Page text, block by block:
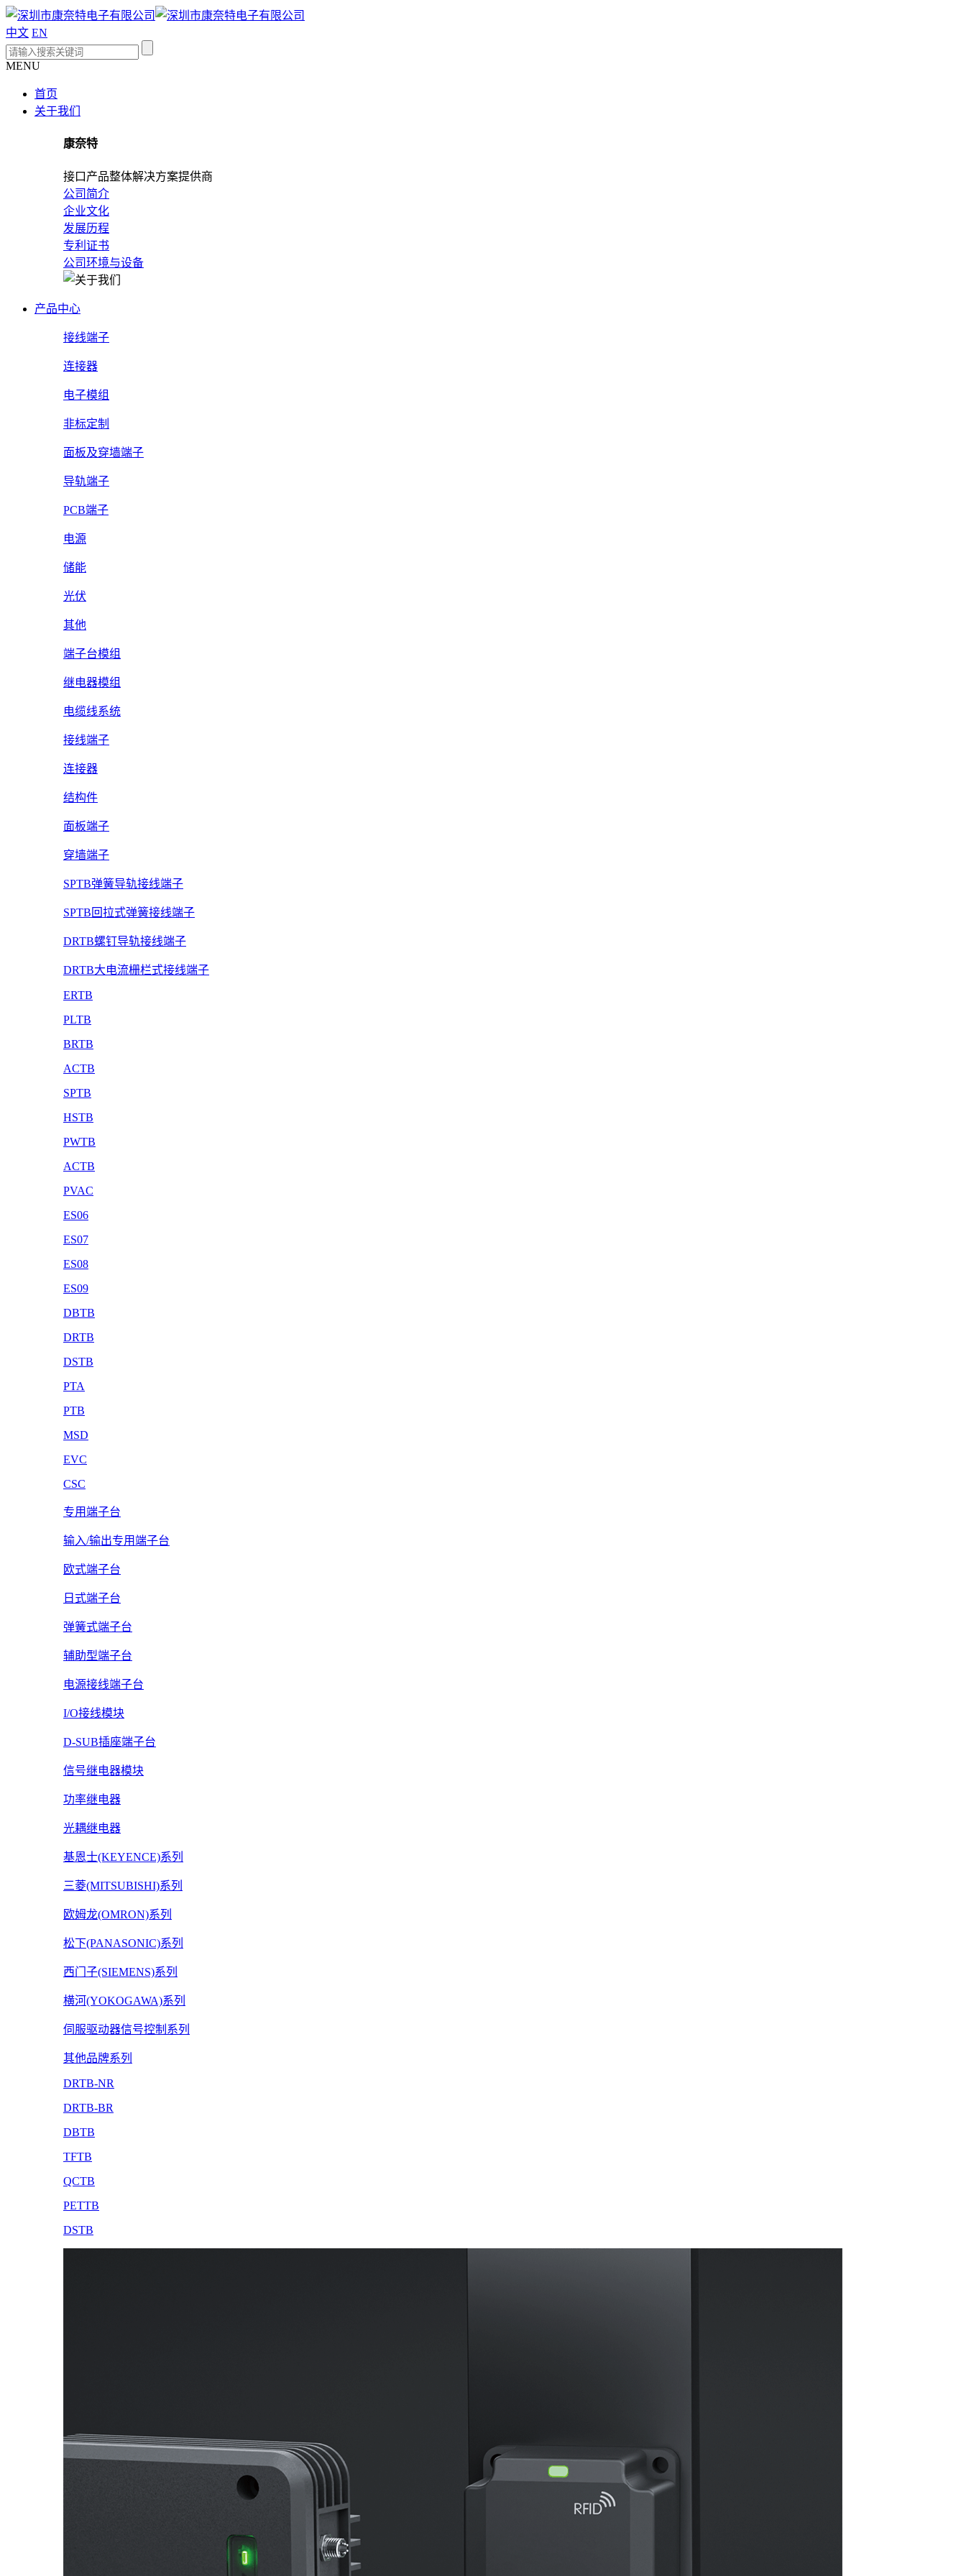
中文 EN
MENU
首页
关于我们
康奈特
接口产品整体解决方案提供商
公司简介
企业文化
发展历程
专利证书
公司环境与设备
产品中心
接线端子
连接器
电子模组
非标定制
面板及穿墙端子
导轨端子
PCB端子
电源
储能
光伏
其他
端子台模组
继电器模组
电缆线系统
接线端子
连接器
结构件
面板端子
穿墙端子
SPTB弹簧导轨接线端子
SPTB回拉式弹簧接线端子
DRTB螺钉导轨接线端子
DRTB大电流栅栏式接线端子
ERTB
PLTB
BRTB
ACTB
SPTB
HSTB
PWTB
ACTB
PVAC
ES06
ES07
ES08
ES09
DBTB
DRTB
DSTB
PTA
PTB
MSD
EVC
CSC
专用端子台
输入/输出专用端子台
欧式端子台
日式端子台
弹簧式端子台
辅助型端子台
电源接线端子台
I/O接线模块
D-SUB插座端子台
信号继电器模块
功率继电器
光耦继电器
基恩士(KEYENCE)系列
三菱(MITSUBISHI)系列
欧姆龙(OMRON)系列
松下(PANASONIC)系列
西门子(SIEMENS)系列
横河(YOKOGAWA)系列
伺服驱动器信号控制系列
其他品牌系列
DRTB-NR
DRTB-BR
DBTB
TFTB
QCTB
PETTB
DSTB